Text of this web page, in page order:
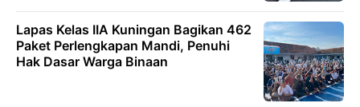
Lapas Kelas IIA Kuningan Bagikan 462
Paket Perlengkapan Mandi, Penuhi
Hak Dasar Warga Binaan